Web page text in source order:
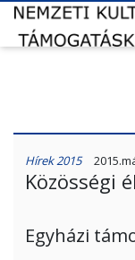
Hírek 2015
Közösségi
Egyházi